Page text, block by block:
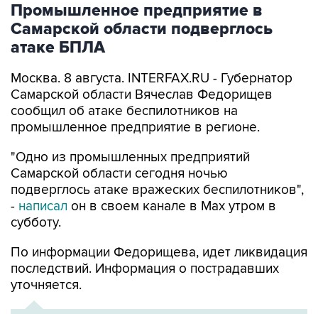
Промышленное предприятие в
Самарской области подверглось
атаке БПЛА
Москва. 8 августа. INTERFAX.RU - Губернатор
Самарской области Вячеслав Федорищев
сообщил об атаке беспилотников на
промышленное предприятие в регионе.
"Одно из промышленных предприятий
Самарской области сегодня ночью
подверглось атаке вражеских беспилотников",
- написал он в своем канале в Max утром в
субботу.
По информации Федорищева, идет ликвидация
последствий. Информация о пострадавших
уточняется.